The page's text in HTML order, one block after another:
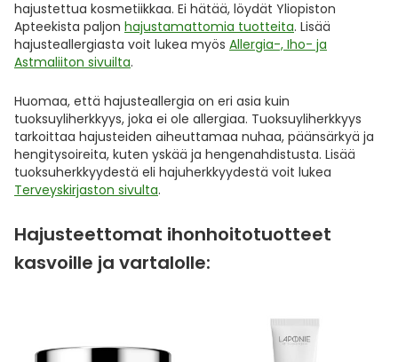
hajustettua kosmetiikkaa. Ei hätää, löydät Yliopiston
Apteekista paljon hajustamattomia tuotteita. Lisää
hajusteallergiasta voit lukea myös Allergia-, Iho- ja
Astmaliiton sivuilta.
Huomaa, että hajusteallergia on eri asia kuin
tuoksuyliherkkyys, joka ei ole allergiaa. Tuoksuyliherkkyys
tarkoittaa hajusteiden aiheuttamaa nuhaa, päänsärkyä ja
hengitysoireita, kuten yskää ja hengenahdistusta. Lisää
tuoksuherkkyydestä eli hajuherkkyydestä voit lukea
Terveyskirjaston sivulta.
Hajusteettomat ihonhoitotuotteet
kasvoille ja vartalolle: